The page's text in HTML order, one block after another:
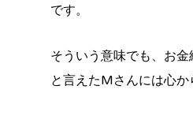
です。
そういう意味でも、お
と言えたMさんには心か